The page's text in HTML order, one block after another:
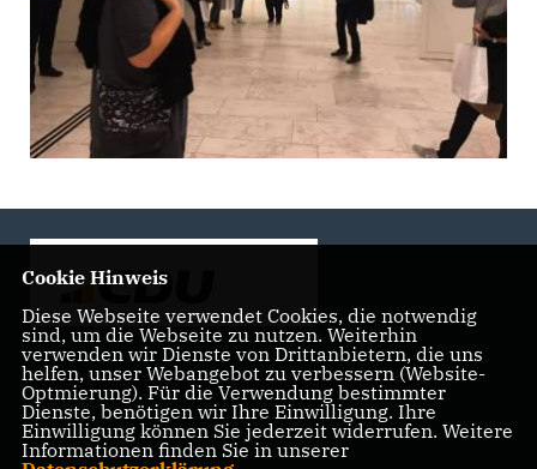
Landtagsabgeordnete der CDU Fraktion im Landtag
Brandenburg
Cookie Hinweis
Diese Webseite verwendet Cookies, die notwendig
sind, um die Webseite zu nutzen. Weiterhin
verwenden wir Dienste von Drittanbietern, die uns
helfen, unser Webangebot zu verbessern (Website-
Optmierung). Für die Verwendung bestimmter
Dienste, benötigen wir Ihre Einwilligung. Ihre
Einwilligung können Sie jederzeit widerrufen. Weitere
Informationen finden Sie in unserer